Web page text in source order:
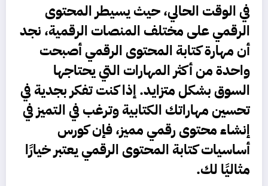
في الوقت الحالي، حيث يسيطر المحتوى
الرقمي على مختلف المنصات الرقمية، نجد
أنمهارة كتابة المحتوى الرقميأصبحت
واحدة من أكثر المهارات التي يحتاجها
السوق بشكل متزايد. إذا كنت تفكر بجدية في
تحسين مهاراتك الكتابية وترغب في التميز في
إنشاء محتوى رقمي مميز، فإنكورس
أساسيات كتابة المحتوى الرقمييعتبر خيارًا
مثاليًا لك.